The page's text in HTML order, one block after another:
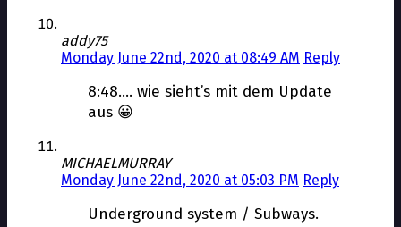
addy75
Monday June 22nd, 2020 at 08:49 AM Reply
8:48…. wie sieht’s mit dem Update
aus 😀
MICHAELMURRAY
Monday June 22nd, 2020 at 05:03 PM Reply
Underground system / Subways.